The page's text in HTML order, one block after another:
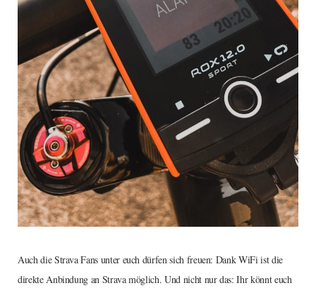
Auch die Strava Fans unter euch dürfen sich freuen: Dank WiFi ist die
direkte Anbindung an Strava möglich. Und nicht nur das: Ihr könnt euch